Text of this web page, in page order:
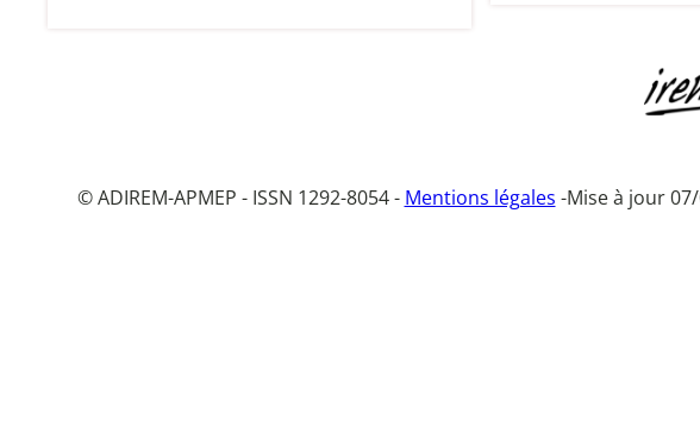
© ADIREM-APMEP - ISSN 1292-8054 - Mentions légales -Mise à jour